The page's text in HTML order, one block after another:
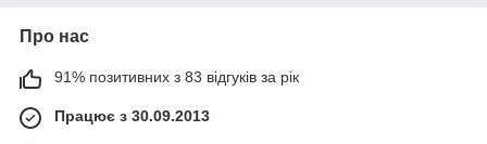
Про нас
91% позитивних з 83 відгуків за рік
Працює з 30.09.2013